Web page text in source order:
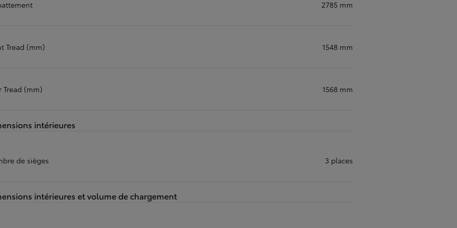
2785 mm
Tread (mm) 1548 mm
Tread (mm) 1568 mm
intérieures
de sièges 3 places
intérieures et volume de chargement